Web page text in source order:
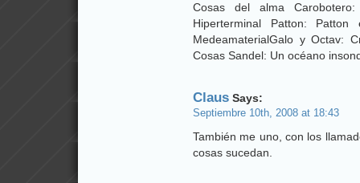
Cosas del alma
Hiperterminal Patton:
MedeamaterialGalo y Octav:
Cosas Sandel: Un océano
Claus Says:
Septiembre 10th, 2008 at 18:43
También me uno, con los
cosas sucedan.